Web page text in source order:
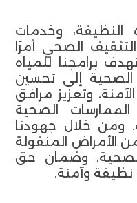
وخدمات
الصحي أمرًا
برامجنا للمياه
إلى تحسين
وتعزيز مرافق
الصحية
ومن خلال جهودنا
الأمراض المنقولة
الصحية، وضمان حق
وآمنة.